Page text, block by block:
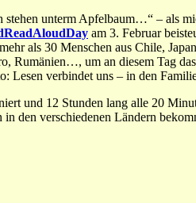
stehen unterm Apfelbaum…“ – als
am 3. Februar
mehr als 30 Menschen aus Chile,
Rumänien…, um an diesem Tag
Lesen verbindet uns – in den
und 12 Stunden lang alle 20
den verschiedenen Ländern